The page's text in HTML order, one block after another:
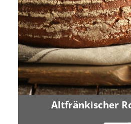
Altfränkischer